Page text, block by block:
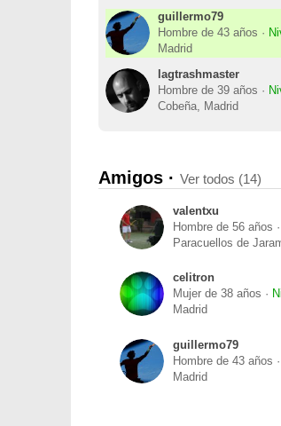
guillermo79
Hombre de 43 años ·
Madrid
lagtrashmaster
Hombre de 39 años ·
Cobeña, Madrid
Amigos · Ver todos (14)
valentxu
Hombre de 56 años ·
Paracuellos de
celitron
Mujer de 38 años ·
Madrid
guillermo79
Hombre de 43 años ·
Madrid